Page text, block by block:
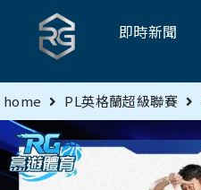
即時新聞
home PL英格蘭超級聯賽